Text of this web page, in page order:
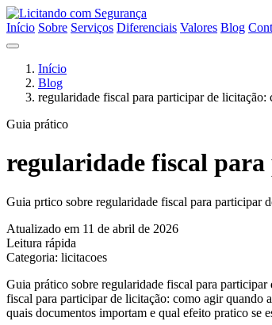
Início Sobre Serviços Diferenciais Valores Blog
Início
Blog
regularidade fiscal para participar de licitação:
Guia prático
regularidade fiscal
Guia prtico sobre regularidade fiscal para participar
Atualizado em 11 de abril de 2026
Leitura rápida
Categoria: licitacoes
Guia prático sobre regularidade fiscal para
fiscal para participar de licitação: como agir quando
quais documentos importam e qual efeito pratico se